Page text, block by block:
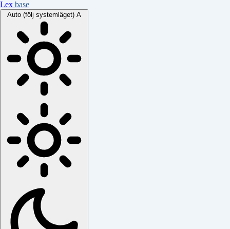
Lex base
Auto (följ systemläget) A